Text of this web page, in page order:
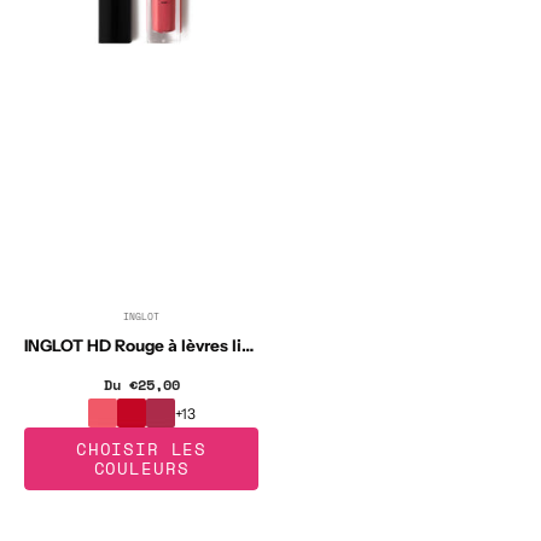
Distributeur :
INGLOT
INGLOT HD Rouge à lèvres liquide 5,5 ml
Prix
habituel
Du €25,00
+13
CHOISIR LES
COULEURS